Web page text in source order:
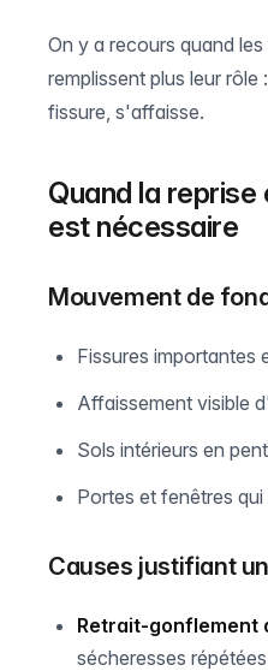
On y a recours quand
remplissent plus leur rôle
fissure, s'affaisse.
Quand la
est nécessaire
Mouvement de
Fissures importantes
Affaissement visible
Sols intérieurs en
Portes et fenêtres
Causes justifiant
Retrait-gonflement
sécheresses répétées